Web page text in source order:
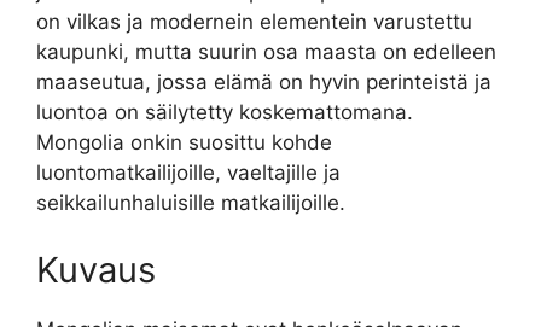
on vilkas ja modernein elementein varustettu
kaupunki, mutta suurin osa maasta on edelleen
maaseutua, jossa elämä on hyvin perinteistä ja
luontoa on säilytetty koskemattomana.
Mongolia onkin suosittu kohde
luontomatkailijoille, vaeltajille ja
seikkailunhaluisille matkailijoille.
Kuvaus